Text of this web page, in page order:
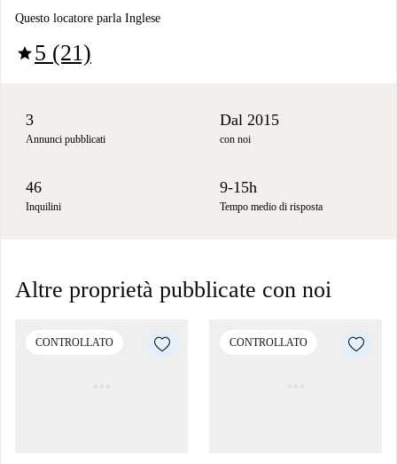
Questo locatore parla Inglese
star5 (21)
3
Annunci pubblicati
Dal 2015
con noi
46
Inquilini
9-15h
Tempo medio di risposta
Altre proprietà pubblicate con noi
CONTROLLATO CONTROLLATO